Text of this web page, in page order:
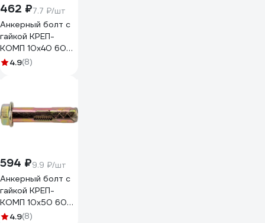
462 ₽7.7 ₽/шт
Анкерный болт с
гайкой КРЕП-
КОМП 10х40 60шт
аг1040
4.9(8)
594 ₽9.9 ₽/шт
Анкерный болт с
гайкой КРЕП-
КОМП 10х50 60шт
аг1050
4.9(8)